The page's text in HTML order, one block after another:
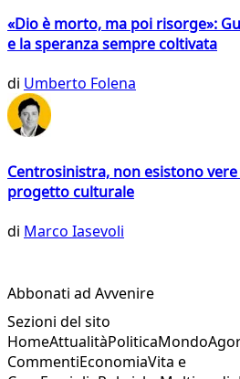
«Dio è morto, ma poi risorge»:
e la speranza sempre coltivata
di Umberto Folena
Centrosinistra, non esistono
progetto culturale
di Marco Iasevoli
Abbonati ad Avvenire
Sezioni del sito
HomeAttualitàPoliticaMondo
CommentiEconomiaVita e